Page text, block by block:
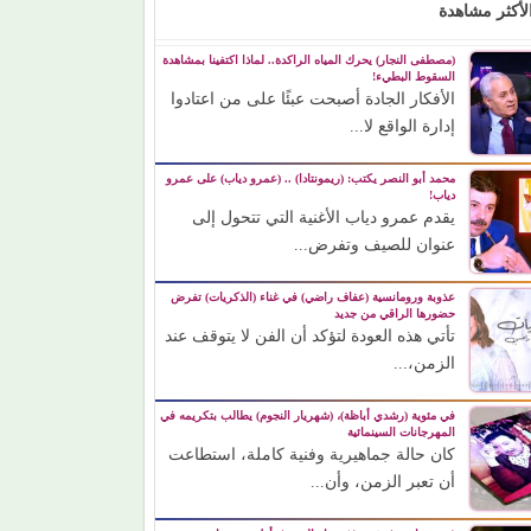
مشاهدة
(مصطفى النجار) يحرك المياه الراكدة.. لماذا اكتفينا بمشاهدة
السقوط البطيء!
الأفكار الجادة أصبحت عبئًا على من اعتادوا
إدارة الواقع لا...
محمد أبو النصر يكتب: (ريمونتادا) .. (عمرو دياب) على عمرو
دياب!
يقدم عمرو دياب الأغنية التي تتحول إلى
عنوان للصيف وتفرض...
عذوبة ورومانسية (عفاف راضي) في غناء (الذكريات) تفرض
حضورها الراقي من جديد
تأتي هذه العودة لتؤكد أن الفن لا يتوقف عند
الزمن،...
في مئوية (رشدي أباظة)، (شهريار النجوم) يطالب بتكريمه في
المهرجانات السينمائية
كان حالة جماهيرية وفنية كاملة، استطاعت
أن تعبر الزمن، وأن...